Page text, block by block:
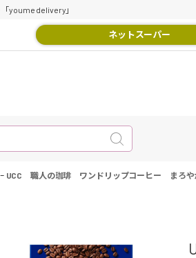
youme delivery」
ネットスーパー
- UCC 職人の珈琲 ワンドリップコーヒー まろや